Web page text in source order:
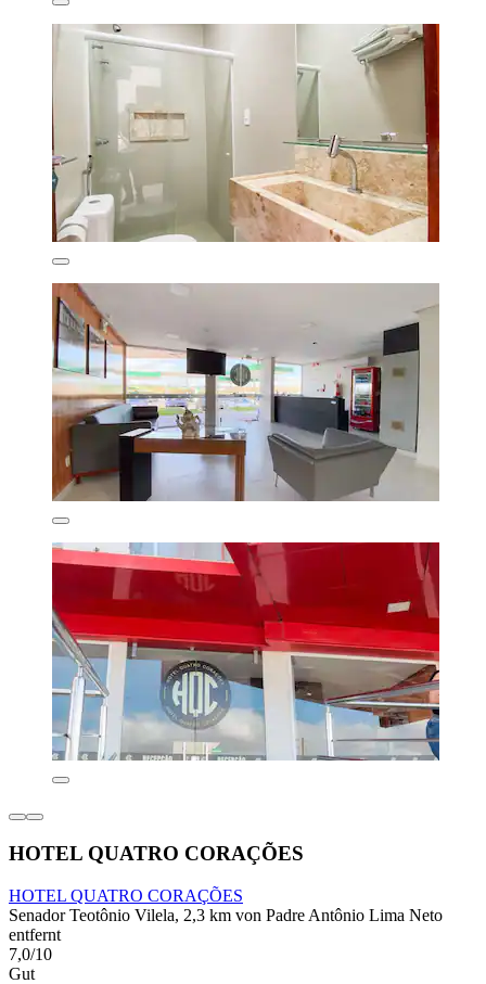
HOTEL QUATRO CORAÇÕES
HOTEL QUATRO CORAÇÕES
Senador Teotônio Vilela, 2,3 km von Padre Antônio Lima Neto
entfernt
7,0/10
Gut